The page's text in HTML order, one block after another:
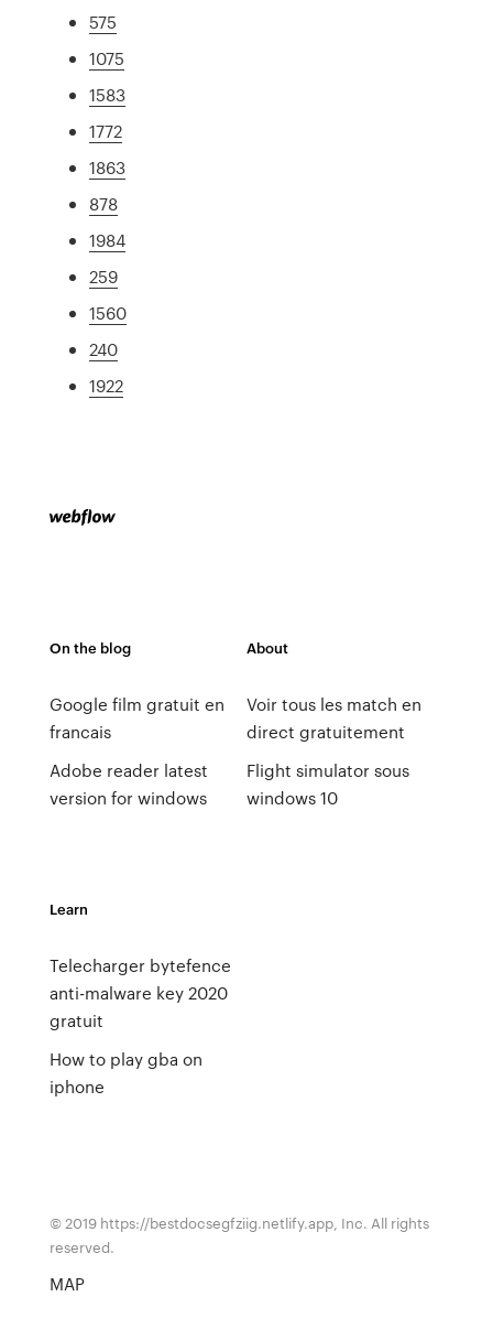
575
1075
1583
1772
1863
878
1984
259
1560
240
1922
On the blog
Google film gratuit en
francais
Adobe reader latest
version for windows
About
Voir tous les match en
direct gratuitement
Flight simulator sous
windows 10
Learn
Telecharger bytefence
anti-malware key 2020
gratuit
How to play gba on
iphone
© 2019 https://bestdocsegfziig.netlify.app, Inc. All rights
reserved.
MAP